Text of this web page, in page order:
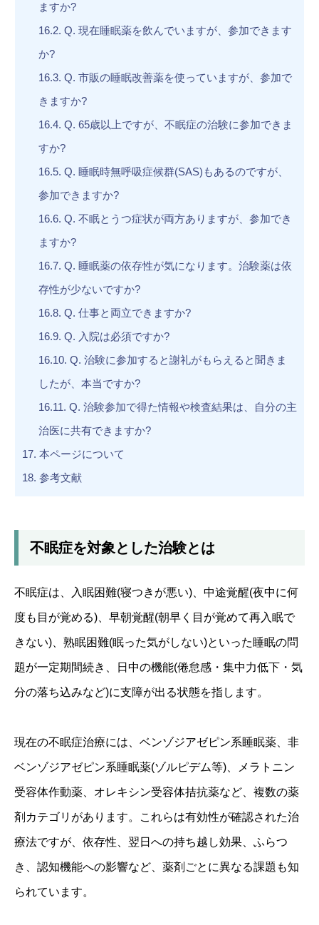
ますか?
16.2. Q. 現在睡眠薬を飲んでいますが、参加できます
か?
16.3. Q. 市販の睡眠改善薬を使っていますが、参加で
きますか?
16.4. Q. 65歳以上ですが、不眠症の治験に参加できま
すか?
16.5. Q. 睡眠時無呼吸症候群(SAS)もあるのですが、
参加できますか?
16.6. Q. 不眠とうつ症状が両方ありますが、参加でき
ますか?
16.7. Q. 睡眠薬の依存性が気になります。治験薬は依
存性が少ないですか?
16.8. Q. 仕事と両立できますか?
16.9. Q. 入院は必須ですか?
16.10. Q. 治験に参加すると謝礼がもらえると聞きま
したが、本当ですか?
16.11. Q. 治験参加で得た情報や検査結果は、自分の主
治医に共有できますか?
17. 本ページについて
18. 参考文献
不眠症を対象とした治験とは
不眠症は、入眠困難(寝つきが悪い)、中途覚醒(夜中に何
度も目が覚める)、早朝覚醒(朝早く目が覚めて再入眠で
きない)、熟眠困難(眠った気がしない)といった睡眠の問
題が一定期間続き、日中の機能(倦怠感・集中力低下・気
分の落ち込みなど)に支障が出る状態を指します。
現在の不眠症治療には、ベンゾジアゼピン系睡眠薬、非
ベンゾジアゼピン系睡眠薬(ゾルピデム等)、メラトニン
受容体作動薬、オレキシン受容体拮抗薬など、複数の薬
剤カテゴリがあります。これらは有効性が確認された治
療法ですが、依存性、翌日への持ち越し効果、ふらつ
き、認知機能への影響など、薬剤ごとに異なる課題も知
られています。